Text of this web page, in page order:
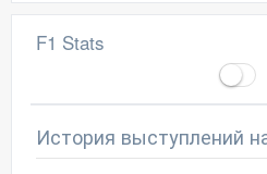
F1 Stats
История выступлений